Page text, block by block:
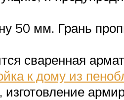
50 мм. Грань
сваренная
к дому из